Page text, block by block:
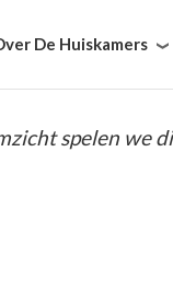
De Huiskamers
spelen we